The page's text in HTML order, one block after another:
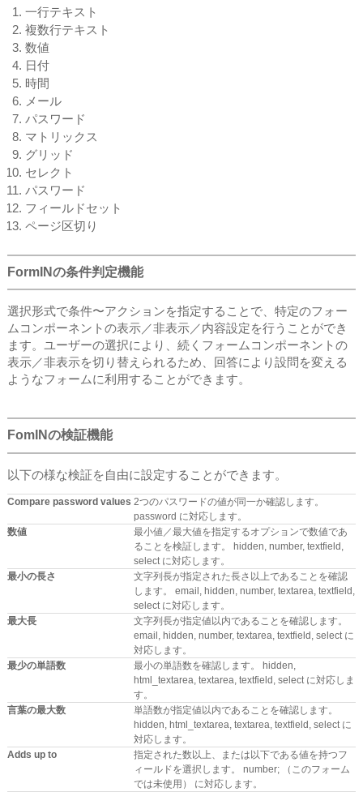
一行テキスト
複数行テキスト
数値
日付
時間
メール
パスワード
マトリックス
グリッド
セレクト
パスワード
フィールドセット
ページ区切り
FormINの条件判定機能
選択形式で条件〜アクションを指定することで、特定のフォー
ムコンポーネントの表示／非表示／内容設定を行うことができ
ます。ユーザーの選択により、続くフォームコンポーネントの
表示／非表示を切り替えられるため、回答により設問を変える
ようなフォームに利用することができます。
FomINの検証機能
以下の様な検証を自由に設定することができます。
Compare password values 2つのパスワードの値が同一か確認します。
password に対応します。
数値
最小値／最大値を指定するオプションで数値であ
ることを検証します。 hidden, number, textfield,
select に対応します。
最小の長さ
文字列長が指定された長さ以上であることを確認
します。 email, hidden, number, textarea, textfield,
select に対応します。
最大長
文字列長が指定値以内であることを確認します。
email, hidden, number, textarea, textfield, select に
対応します。
最少の単語数
最小の単語数を確認します。 hidden,
html_textarea, textarea, textfield, select に対応しま
す。
言葉の最大数
単語数が指定値以内であることを確認します。
hidden, html_textarea, textarea, textfield, select に
対応します。
Adds up to
指定された数以上、または以下である値を持つフ
ィールドを選択します。 number; （このフォーム
では未使用） に対応します。